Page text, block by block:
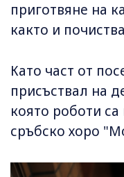
приготвяне на
както и
Като част от
присъствал на
която роботи
сръбско хоро